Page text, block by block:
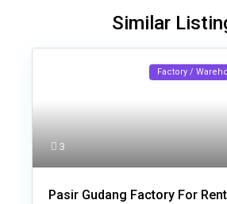
Similar
3
Factory /
Pasir Gudang Factory For